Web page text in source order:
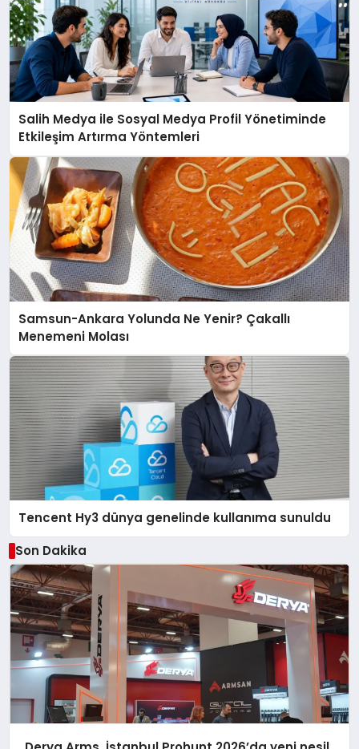
Salih Medya ile Sosyal Medya Profil Yönetiminde
Etkileşim Artırma Yöntemleri
Samsun-Ankara Yolunda Ne Yenir? Çakallı
Menemeni Molası
Tencent Hy3 dünya genelinde kullanıma sunuldu
Son Dakika